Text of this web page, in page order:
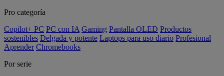
Pro categoría
Copilot+ PC PC con IA Gaming Pantalla OLED Productos
sostenibles Delgada y potente Laptops para uso diario Profesional
Aprender Chromebooks
Por serie